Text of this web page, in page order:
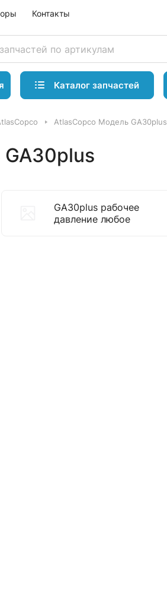
Контакты
Каталог запчастей
AtlasCopco Модель GA30plus
GA30plus рабочее
давление любое